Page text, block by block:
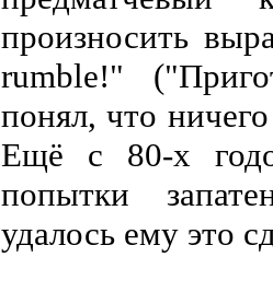
произносить
rumble!"
понял, что
Ещё с 80-х
попытки
удалось ему это